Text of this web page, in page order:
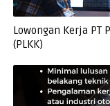
Lowongan Kerja PT
(PLKK)